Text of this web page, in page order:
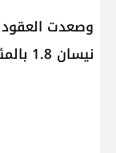
وصعدت العقود
نيسان 1.8 بالمئة إلى 5036.80 دولار للأوقية.